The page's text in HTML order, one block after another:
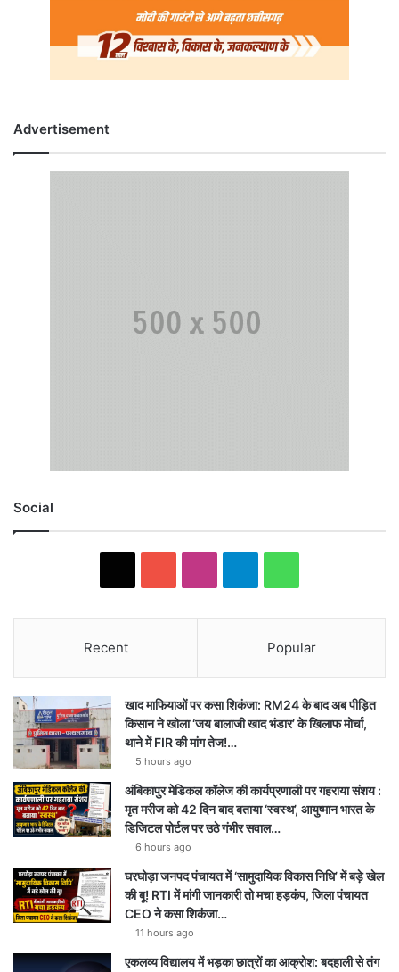
Advertisement
Social
Recent Popular
खाद माफियाओं पर कसा शिकंजा: RM24 के बाद अब पीड़ित
किसान ने खोला ‘जय बालाजी खाद भंडार’ के खिलाफ मोर्चा,
थाने में FIR की मांग तेज!…
5 hours ago
अंबिकापुर मेडिकल कॉलेज की कार्यप्रणाली पर गहराया संशय :
मृत मरीज को 42 दिन बाद बताया ‘स्वस्थ’, आयुष्मान भारत के
डिजिटल पोर्टल पर उठे गंभीर सवाल…
6 hours ago
घरघोड़ा जनपद पंचायत में ‘सामुदायिक विकास निधि’ में बड़े खेल
की बू! RTI में मांगी जानकारी तो मचा हड़कंप, जिला पंचायत
CEO ने कसा शिकंजा…
11 hours ago
एकलव्य विद्यालय में भड़का छात्रों का आक्रोश: बदहाली से तंग